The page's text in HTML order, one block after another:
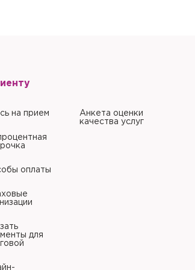
на прием
оплаты
для
Анкета оценки
качества услуг